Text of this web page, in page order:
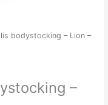
bodystocking – Lion –
–